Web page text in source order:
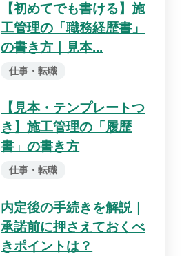
【初めてでも書ける】施
工管理の「職務経歴書」
の書き方｜見本...
仕事・転職
【見本・テンプレートつ
き】施工管理の「履歴
書」の書き方
仕事・転職
内定後の手続きを解説｜
承諾前に押さえておくべ
きポイントは？